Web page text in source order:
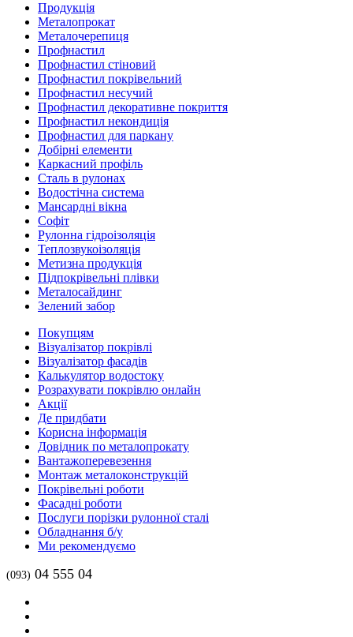
Продукція
Металопрокат
Металочерепиця
Профнастил
Профнастил стіновий
Профнастил покрівельний
Профнастил несучий
Профнастил декоративне покриття
Профнастил некондиція
Профнастил для паркану
Добірні елементи
Каркасний профіль
Сталь в рулонах
Водостічна система
Мансардні вікна
Софіт
Рулонна гідроізоляція
Теплозвукоізоляція
Метизна продукція
Підпокрівельні плівки
Металосайдинг
Зелений забор
Покупцям
Візуалізатор покрівлі
Візуалізатор фасадів
Калькулятор водостоку
Розрахувати покрівлю онлайн
Акції
Де придбати
Корисна інформація
Довідник по металопрокату
Вантажоперевезення
Монтаж металоконструкцій
Покрівельні роботи
Фасадні роботи
Послуги порізки рулонної сталі
Обладнання б/у
Ми рекомендуємо
(093) 04 555 04